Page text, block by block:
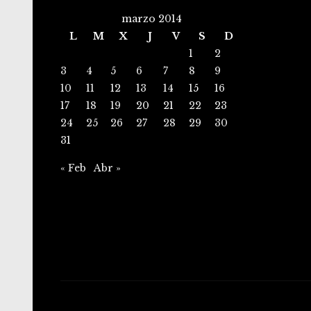
marzo 2014
L
M X J V S
D
1
2
3
4 5 6 7 8
9
10
11 12 13 14 15
16
17
18 19 20 21 22
23
24
25 26 27 28 29
30
31
« Feb Abr »